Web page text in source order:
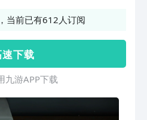
有合作才是出路！可在两台本
当前已有612人订阅
速 下 载
九游APP下载